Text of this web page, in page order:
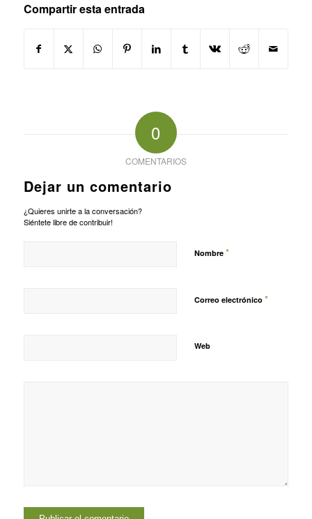
Compartir esta entrada
0
COMENTARIOS
Dejar un comentario
¿Quieres unirte a la conversación?
Siéntete libre de contribuir!
Nombre *
Correo electrónico *
Web